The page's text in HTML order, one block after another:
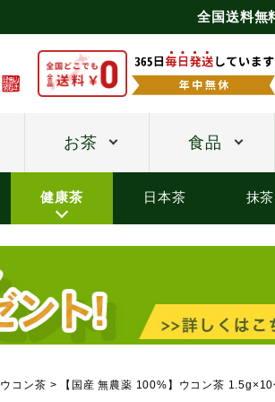
全国送料無
お茶 食品
健康茶 日本茶 抹茶
ウコン茶 【国産 無農薬 100%】ウコン茶